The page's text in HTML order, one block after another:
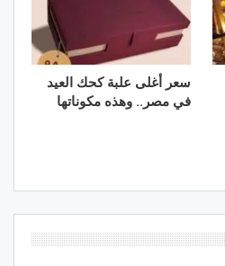
سعر أغلى علبة كحك العيد
في مصر.. وهذه مكوناتها